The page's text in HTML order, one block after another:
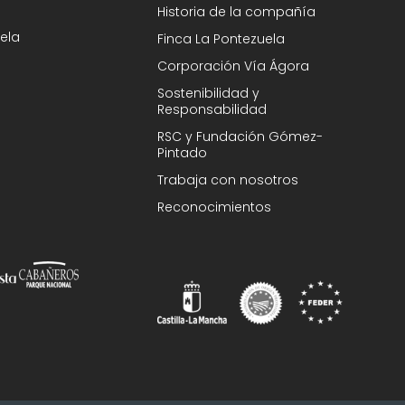
Historia de la compañía
Finca La Pontezuela
Corporación Vía Ágora
Sostenibilidad y
Responsabilidad
RSC y Fundación Gómez-
Pintado
Trabaja con nosotros
Reconocimientos